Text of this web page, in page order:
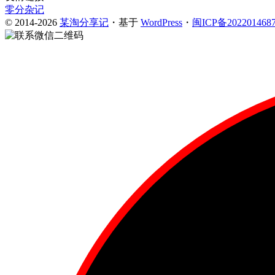
零分杂记
© 2014-2026 某淘分享记 ・基于 WordPress ・ 闽ICP备